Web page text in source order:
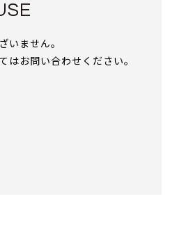
いません。
はお問い合わせください。